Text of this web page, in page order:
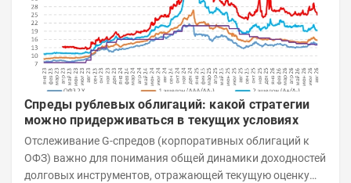
Спреды рублевых облигаций: какой стратегии
можно придерживаться в текущих условиях
Отслеживание G-спредов (корпоративных облигаций к
ОФЗ) важно для понимания общей динамики доходностей
долговых инструментов, отражающей текущую оценку